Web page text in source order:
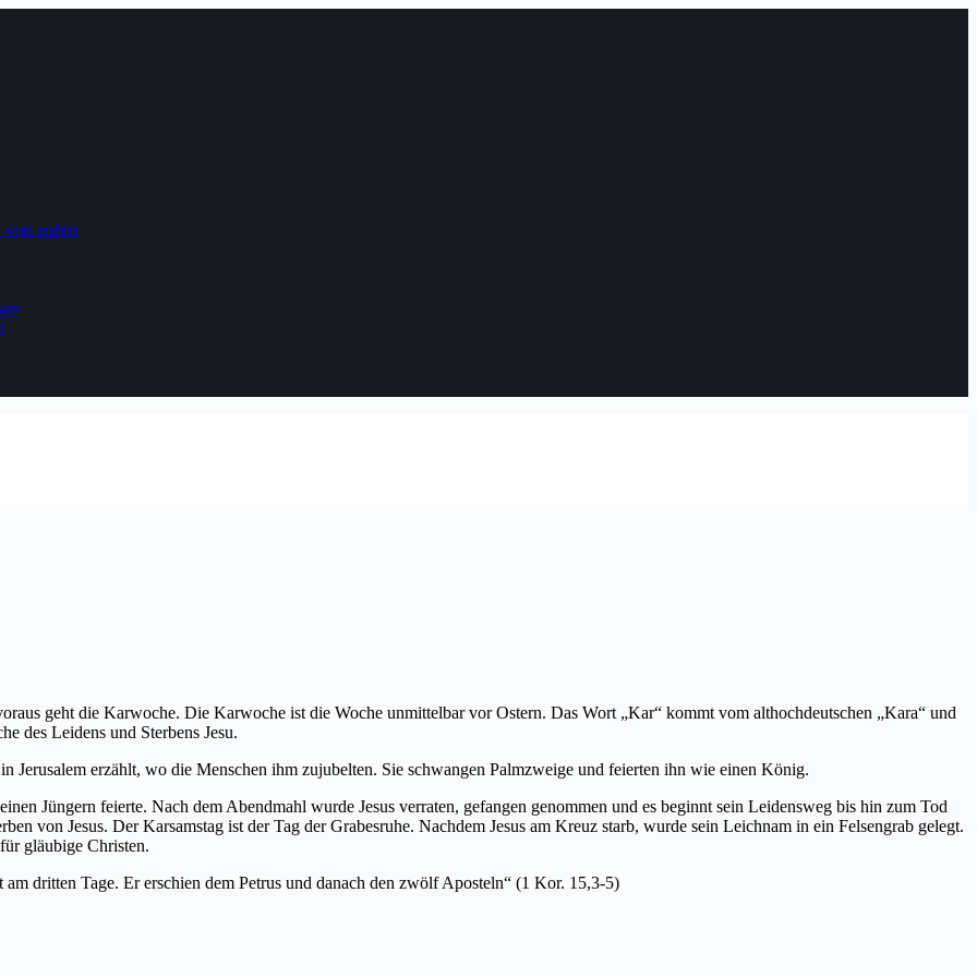
von außen
geht die Karwoche. Die Karwoche ist die Woche unmittelbar vor Ostern. Das Wort „Kar“ kommt vom althochdeutschen „Kara“ und
des Leidens und Sterbens Jesu.
erzählt, wo die Menschen ihm zujubelten. Sie schwangen Palmzweige und feierten ihn wie einen König.
Jüngern feierte. Nach dem Abendmahl wurde Jesus verraten, gefangen genommen und es beginnt sein Leidensweg bis hin zum Tod
von Jesus. Der Karsamstag ist der Tag der Grabesruhe. Nachdem Jesus am Kreuz starb, wurde sein Leichnam in ein Felsengrab gelegt.
gläubige Christen.
dritten Tage. Er erschien dem Petrus und danach den zwölf Aposteln“ (1 Kor. 15,3-5)